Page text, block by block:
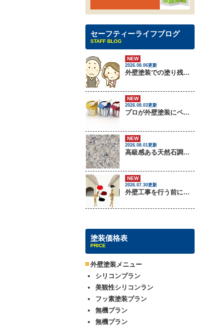
セーフティーライフブログ
STAFF BLOG
NEW
2026.08.06更新
外壁塗装での塗り残しトラブルについて
NEW
2026.08.03更新
プロが外壁塗装にペンキをしない理由
NEW
2026.08.01更新
高級感ある天然石調外壁について
NEW
2026.07.30更新
外壁工事を行う前に把握しておくべき3つのトラブル
塗装価格表
PRICE
外壁塗装メニュー
シリコンプラン
美観性シリコンラン
フッ素塗装プラン
無機プラン
無機プラン